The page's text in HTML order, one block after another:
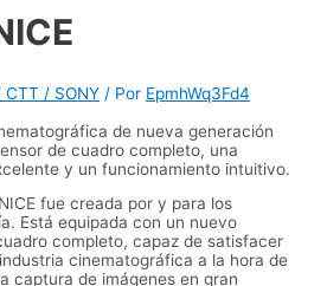
CTT / SONY / Por EpmhWq3Fd4
de nueva generación
de cuadro completo, una
y un funcionamiento intuitivo.
fue creada por y para los
Está equipada con un nuevo
completo, capaz de satisfacer
cinematográfica a la hora de
captura de imágenes en gran